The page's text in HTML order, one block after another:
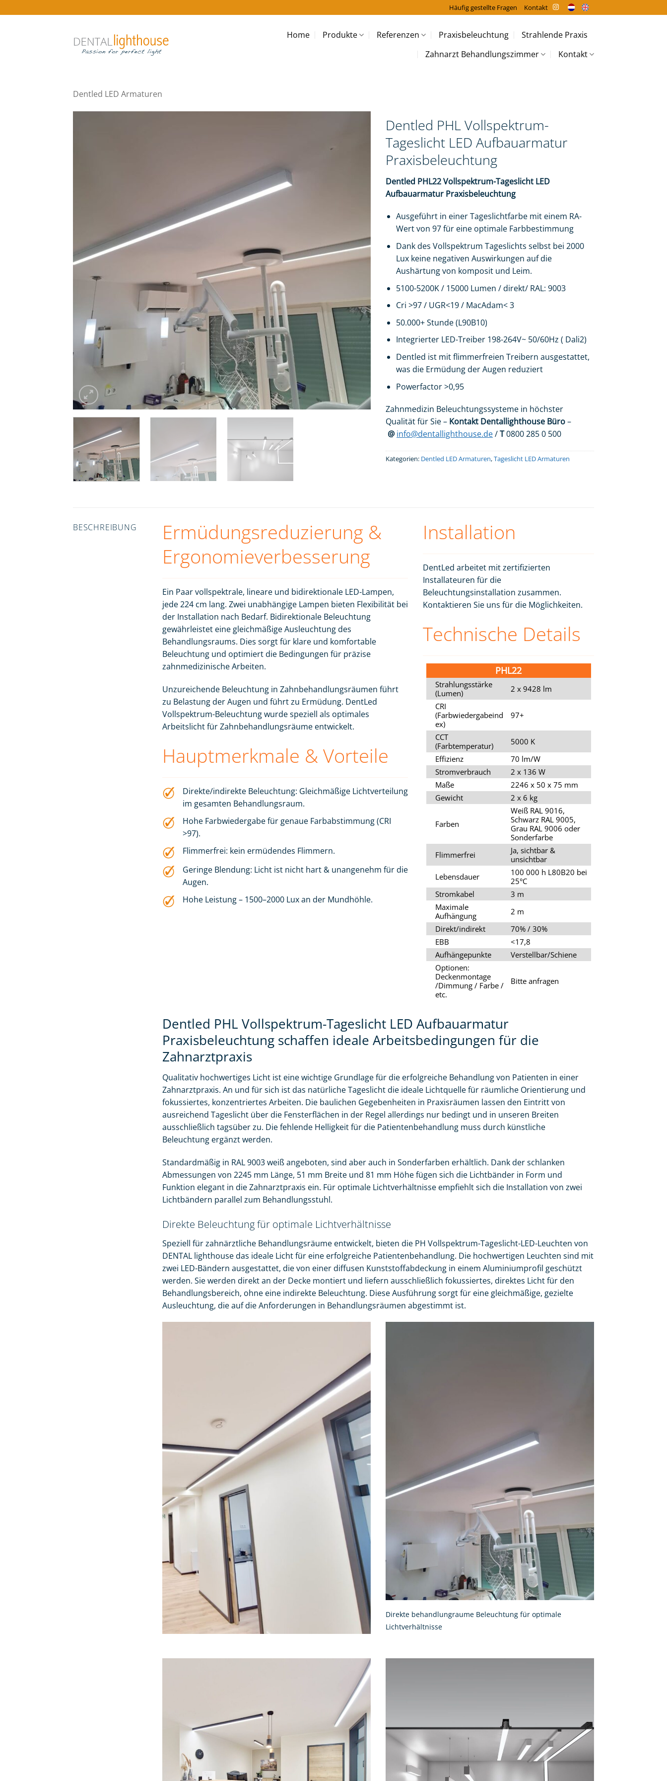
Inhalt
Häufig gestellte Fragen Kontakt
Home Produkte Referenzen Praxisbeleuchtung
Strahlende Praxis
Zahnarzt Behandlungszimmer
Kontakt
Dentled LED Armaturen
Dentled PHL Vollspektrum-
Tageslicht LED Aufbauarmatur
Praxisbeleuchtung
Dentled PHL22 Vollspektrum-Tageslicht LED
Aufbauarmatur Praxisbeleuchtung
Ausgeführt in einer Tageslichtfarbe mit einem RA-
Wert von 97 für eine optimale Farbbestimmung
Dank des Vollspektrum Tageslichts selbst bei 2000
Lux keine negativen Auswirkungen auf die
Aushärtung von komposit und Leim.
5100-5200K / 15000 Lumen / direkt/ RAL: 9003
Cri >97 / UGR<19 / MacAdam< 3
50.000+ Stunde (L90B10)
Integrierter LED-Treiber 198-264V~ 50/60Hz ( Dali2)
Dentled ist mit flimmerfreien Treibern ausgestattet,
was die Ermüdung der Augen reduziert
Powerfactor >0,95
Zahnmedizin Beleuchtungssysteme in höchster
Qualität für Sie – Kontakt Dentallighthouse Büro–
@ info@dentallighthouse.de/T0800 285 0 500
Kategorien: Dentled LED Armaturen,Tageslicht LED Armaturen
BESCHREIBUNG
Ermüdungsreduzierung &
Ergonomieverbesserung
Ein Paar vollspektrale, lineare und bidirektionale LED-Lampen,
jede 224 cm lang. Zwei unabhängige Lampen bieten Flexibilität bei
der Installation nach Bedarf. Bidirektionale Beleuchtung
gewährleistet eine gleichmäßige Ausleuchtung des
Behandlungsraums. Dies sorgt für klare und komfortable
Beleuchtung und optimiert die Bedingungen für präzise
zahnmedizinische Arbeiten.
Unzureichende Beleuchtung in Zahnbehandlungsräumen führt
zu Belastung der Augen und führt zu Ermüdung. DentLed
Vollspektrum-Beleuchtung wurde speziell als optimales
Arbeitslicht für Zahnbehandlungsräume entwickelt.
Hauptmerkmale & Vorteile
Direkte/indirekte Beleuchtung: Gleichmäßige Lichtverteilung
im gesamten Behandlungsraum.
Hohe Farbwiedergabe für genaue Farbabstimmung (CRI
>97).
Flimmerfrei: kein ermüdendes Flimmern.
Geringe Blendung: Licht ist nicht hart & unangenehm für die
Augen.
Hohe Leistung – 1500–2000 Lux an der Mundhöhle.
Installation
DentLed arbeitet mit zertifizierten
Installateuren für die
Beleuchtungsinstallation zusammen.
Kontaktieren Sie uns für die Möglichkeiten.
Technische Details
PHL22
Strahlungsstärke
(Lumen)
2 x 9428 lm
CRI
(Farbwiedergabeind
ex)
97+
CCT
(Farbtemperatur)
5000 K
Effizienz
70 lm/W
Stromverbrauch
2 x 136 W
Maße
2246 x 50 x 75 mm
Gewicht
2 x 6 kg
Farben
Weiß RAL 9016,
Schwarz RAL 9005,
Grau RAL 9006 oder
Sonderfarbe
Flimmerfrei
Ja, sichtbar &
unsichtbar
Lebensdauer
100 000 h L80B20 bei
25°C
Stromkabel
3 m
Maximale
Aufhängung
2 m
Direkt/indirekt
70% / 30%
EBB
<17,8
Aufhängepunkte
Verstellbar/Schiene
Optionen:
Deckenmontage
/Dimmung / Farbe /
etc.
Bitte anfragen
Dentled PHL Vollspektrum-Tageslicht LED Aufbauarmatur
Praxisbeleuchtung schaffen ideale Arbeitsbedingungen für die
Zahnarztpraxis
Qualitativ hochwertiges Licht ist eine wichtige Grundlage für die erfolgreiche Behandlung von Patienten in einer
Zahnarztpraxis. An und für sich ist das natürliche Tageslicht die ideale Lichtquelle für räumliche Orientierung und
fokussiertes, konzentriertes Arbeiten. Die baulichen Gegebenheiten in Praxisräumen lassen den Eintritt von
ausreichend Tageslicht über die Fensterflächen in der Regel allerdings nur bedingt und in unseren Breiten
ausschließlich tagsüber zu. Die fehlende Helligkeit für die Patientenbehandlung muss durch künstliche
Beleuchtung ergänzt werden.
Standardmäßig in RAL 9003 weiß angeboten, sind aber auch in Sonderfarben erhältlich. Dank der schlanken
Abmessungen von 2245 mm Länge, 51 mm Breite und 81 mm Höhe fügen sich die Lichtbänder in Form und
Funktion elegant in die Zahnarztpraxis ein. Für optimale Lichtverhältnisse empfiehlt sich die Installation von zwei
Lichtbändern parallel zum Behandlungsstuhl.
Direkte Beleuchtung für optimale Lichtverhältnisse
Speziell für zahnärztliche Behandlungsräume entwickelt, bieten die PH Vollspektrum-Tageslicht-LED-Leuchten von
DENTAL lighthouse das ideale Licht für eine erfolgreiche Patientenbehandlung. Die hochwertigen Leuchten sind mit
zwei LED-Bändern ausgestattet, die von einer diffusen Kunststoffabdeckung in einem Aluminiumprofil geschützt
werden. Sie werden direkt an der Decke montiert und liefern ausschließlich fokussiertes, direktes Licht für den
Behandlungsbereich, ohne eine indirekte Beleuchtung. Diese Ausführung sorgt für eine gleichmäßige, gezielte
Ausleuchtung, die auf die Anforderungen in Behandlungsräumen abgestimmt ist.
Direkte behandlungraume Beleuchtung für optimale
Lichtverhältnisse